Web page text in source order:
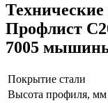
Профлист
7005
Покрытие стали
Высота профиля, мм